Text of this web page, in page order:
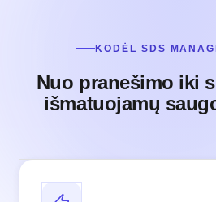
KODĖL SDS
Nuo pranešimo iki
išmatuojamų